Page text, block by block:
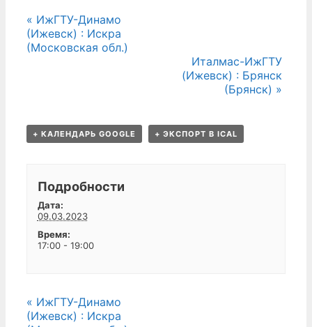
события
Навигация
« ИжГТУ-Динамо
(Ижевск) : Искра
(Московская обл.)
Италмас-ИжГТУ
(Ижевск) : Брянск
(Брянск) »
+ КАЛЕНДАРЬ GOOGLE + ЭКСПОРТ В ICAL
Подробности
Дата:
09.03.2023
Время:
17:00 - 19:00
события
Навигация
« ИжГТУ-Динамо
(Ижевск) : Искра